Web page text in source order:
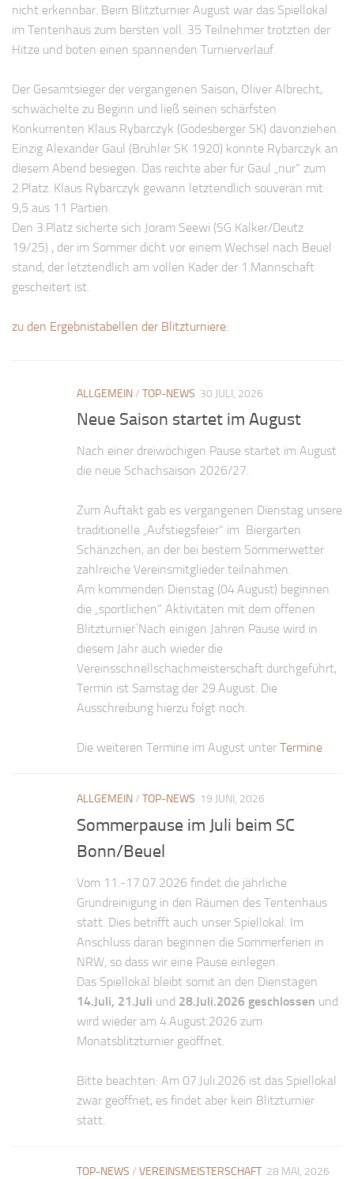
Bayernpokal
Sommerturnier
Mannschaften
1. Mannschaft
2. Mannschaft
4. Mannschaft
Jugendschach
Schach online
1.Online Schachturnierserie
Vorstand
Mitglieder
Mitglied werden
Satzung
Datenschutzordnung
En passant
Ausschreibungen
nicht erkennbar. Beim Blitzturnier August war das Spiellokal
im Tentenhaus zum bersten voll. 35 Teilnehmer trotzten der
Hitze und boten einen spannenden Turnierverlauf.
Der Gesamtsieger der vergangenen Saison, Oliver Albrecht,
schwächelte zu Beginn und ließ seinen schärfsten
Konkurrenten Klaus Rybarczyk (Godesberger SK) davonziehen.
Einzig Alexander Gaul (Brühler SK 1920) konnte Rybarczyk an
diesem Abend besiegen. Das reichte aber für Gaul „nur“ zum
2.Platz. Klaus Rybarczyk gewann letztendlich souverän mit
9,5 aus 11 Partien.
Den 3.Platz sicherte sich Joram Seewi (SG Kalker/Deutz
19/25) , der im Sommer dicht vor einem Wechsel nach Beuel
stand, der letztendlich am vollen Kader der 1.Mannschaft
gescheitert ist.
zu den Ergebnistabellen der Blitzturniere:
ALLGEMEIN/ TOP-NEWS 30 JULI, 2026
Neue Saison startet im August
Nach einer dreiwöchigen Pause startet im August
die neue Schachsaison 2026/27.
Zum Auftakt gab es vergangenen Dienstag unsere
traditionelle „Aufstiegsfeier“ im Biergarten
Schänzchen, an der bei bestem Sommerwetter
zahlreiche Vereinsmitglieder teilnahmen.
Am kommenden Dienstag (04.August) beginnen
die „sportlichen“ Aktivitäten mit dem offenen
Blitzturnier´Nach einigen Jahren Pause wird in
diesem Jahr auch wieder die
Vereinsschnellschachmeisterschaft durchgeführt,
Termin ist Samstag der 29.August. Die
Ausschreibung hierzu folgt noch.
Die weiteren Termine im August unter Termine
ALLGEMEIN/ TOP-NEWS 19 JUNI, 2026
Sommerpause im Juli beim SC
Bonn/Beuel
Vom 11.-17.07.2026 findet die jährliche
Grundreinigung in den Räumen des Tentenhaus
statt. Dies betrifft auch unser Spiellokal. Im
Anschluss daran beginnen die Sommerferien in
NRW, so dass wir eine Pause einlegen.
Das Spiellokal bleibt somit an den Dienstagen
14.Juli, 21.Juli und 28.Juli.2026 geschlossen und
wird wieder am 4.August.2026 zum
Monatsblitzturnier geöffnet.
Bitte beachten: Am 07.Juli.2026 ist das Spiellokal
zwar geöffnet, es findet aber kein Blitzturnier
statt.
TOP-NEWS / VEREINSMEISTERSCHAFT 28 MAI, 2026